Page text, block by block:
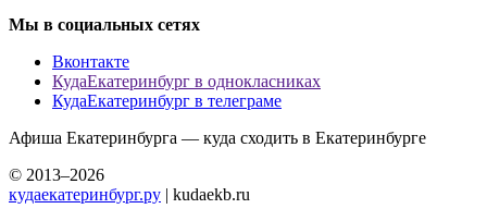
Мы в социальных сетях
Вконтакте
КудаЕкатеринбург в однокласниках
КудаЕкатеринбург в телеграме
Афиша Екатеринбурга — куда сходить в Екатеринбурге
© 2013–2026
кудаекатеринбург.ру | kudaekb.ru